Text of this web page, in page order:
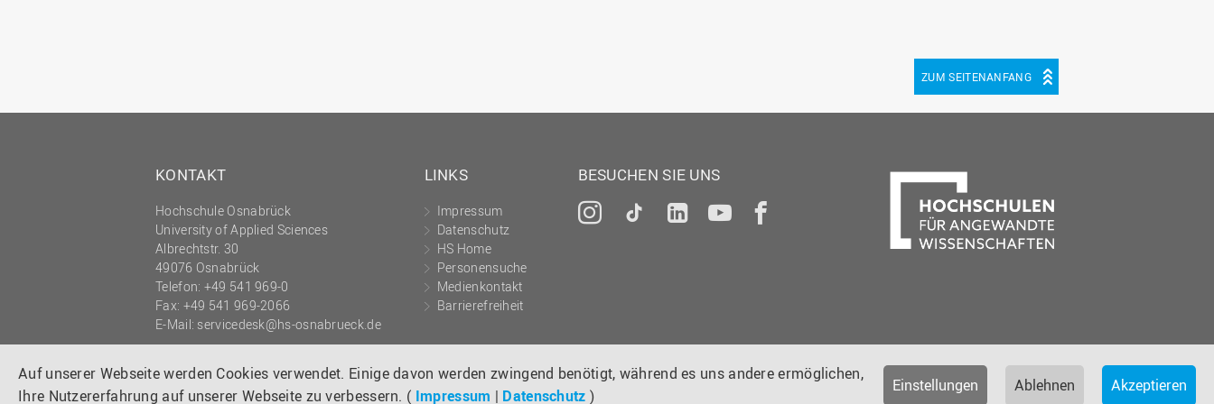
Auf unserer Webseite werden Cookies verwendet. Einige davon werden zwingend benötigt, während es uns andere ermöglichen,
Ihre Nutzererfahrung auf unserer Webseite zu verbessern. ( Impressum | Datenschutz )
Einstellungen Ablehnen Akzeptieren
ZUM SEITENANFANG
KONTAKT
Hochschule Osnabrück
University of Applied Sciences
Albrechtstr. 30
49076 Osnabrück
Telefon: +49 541 969-0
Fax: +49 541 969-2066
E-Mail: servicedesk@hs-osnabrueck.de
UNIVERSITY OF APPLIED SCIENCES
LINKS
Impressum
Datenschutz
HS Home
Personensuche
Medienkontakt
Barrierefreiheit
BESUCHEN SIE UNS
Instagram
TiktokLinkedInYouTube